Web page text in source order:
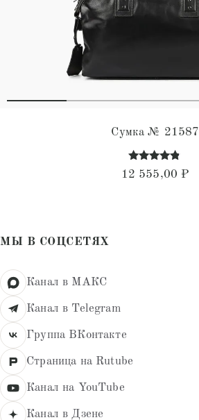
Сумка № 21587
Оценка
4.68
12 555,00 ₽
МЫ В СОЦСЕТЯХ
Канал в МАКС
Канал в Telegram
Группа ВКонтакте
Страница на Rutube
Канал на YouTube
Канал в Дзене